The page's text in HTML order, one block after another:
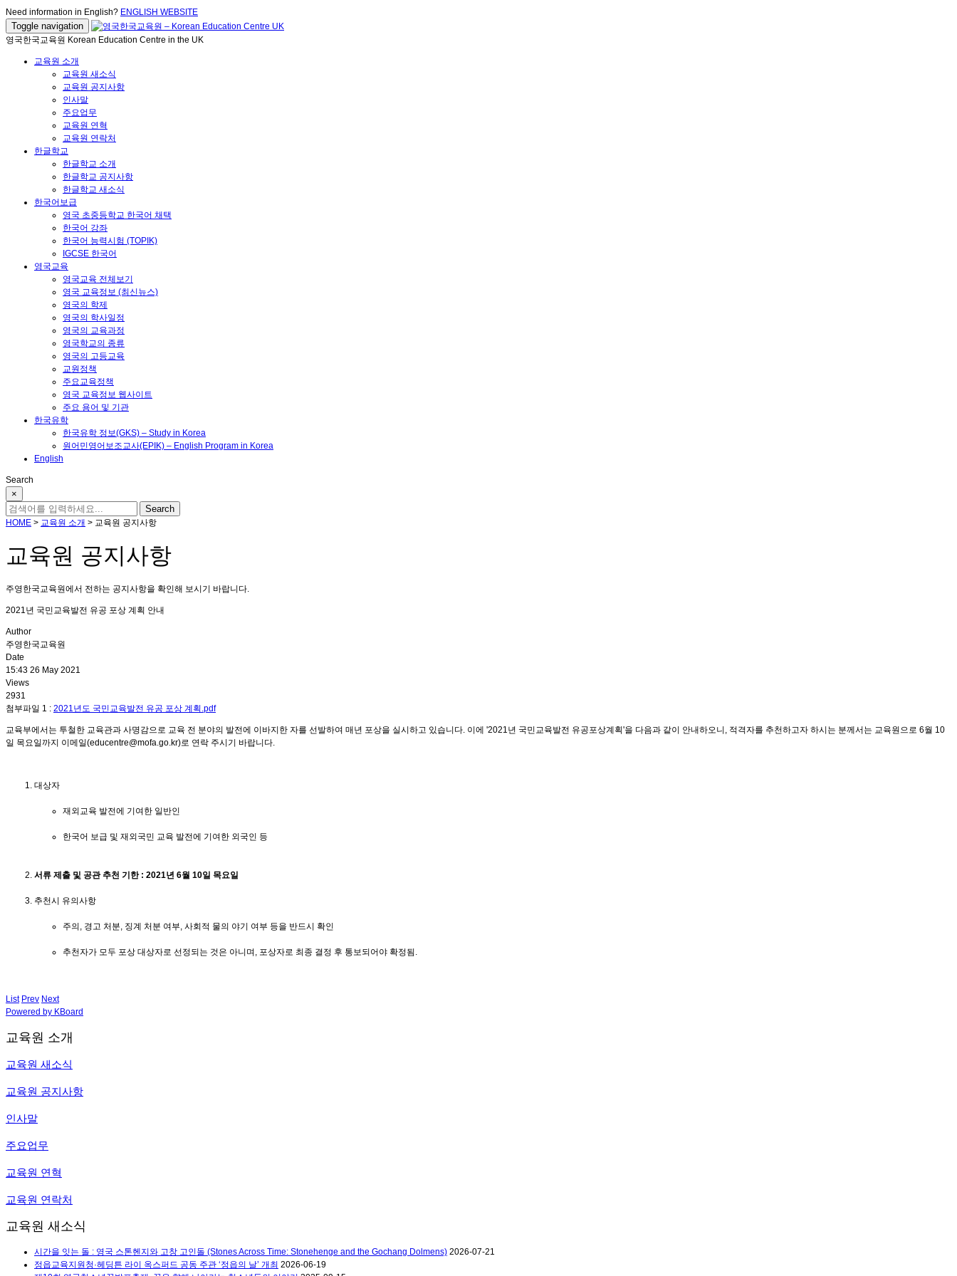
Need information in English? ENGLISH WEBSITE
Toggle navigation
영국한국교육원 Korean Education Centre in the UK
교육원 소개
교육원 새소식
교육원 공지사항
인사말
주요업무
교육원 연혁
교육원 연락처
한글학교
한글학교 소개
한글학교 공지사항
한글학교 새소식
한국어보급
영국 초중등학교 한국어 채택
한국어 강좌
한국어 능력시험 (TOPIK)
IGCSE 한국어
영국교육
영국교육 전체보기
영국 교육정보 (최신뉴스)
영국의 학제
영국의 학사일정
영국의 교육과정
영국학교의 종류
영국의 고등교육
교원정책
주요교육정책
영국 교육정보 웹사이트
주요 용어 및 기관
한국유학
한국유학 정보(GKS) – Study in Korea
원어민영어보조교사(EPIK) – English Program in Korea
English
Search
×
HOME > 교육원 소개 > 교육원 공지사항
교육원 공지사항
주영한국교육원에서 전하는 공지사항을 확인해 보시기 바랍니다.
2021년 국민교육발전 유공 포상 계획 안내
Author
주영한국교육원
Date
15:43 26 May 2021
Views
2931
첨부파일 1 : 2021년도 국민교육발전 유공 포상 계획.pdf
교육부에서는 투철한 교육관과 사명감으로 교육 전 분야의 발전에 이바지한 자를 선발하여 매년 포상을 실시하고 있습니다. 이에 '2021년 국민교육발전 유공포상계획'을 다음과 같이 안내하오니, 적격자를 추천하고자 하시는 분께서는 교육원으로 6월 10
일 목요일까지 이메일(educentre@mofa.go.kr)로 연락 주시기 바랍니다.
대상자
재외교육 발전에 기여한 일반인
한국어 보급 및 재외국민 교육 발전에 기여한 외국인 등
서류 제출 및 공관 추천 기한 : 2021년 6월 10일 목요일
추천시 유의사항
주의, 경고 처분, 징계 처분 여부, 사회적 물의 야기 여부 등을 반드시 확인
추천자가 모두 포상 대상자로 선정되는 것은 아니며, 포상자로 최종 결정 후 통보되어야 확정됨.
List Prev Next
Powered by KBoard
교육원 소개
교육원 새소식
교육원 공지사항
인사말
주요업무
교육원 연혁
교육원 연락처
교육원 새소식
시간을 잇는 돌 : 영국 스톤헨지와 고창 고인돌 (Stones Across Time: Stonehenge and the Gochang Dolmens) 2026-07-21
정읍교육지원청·헤딩튼 라이 옥스퍼드 공동 주관 ‘정읍의 날’ 개최 2026-06-19